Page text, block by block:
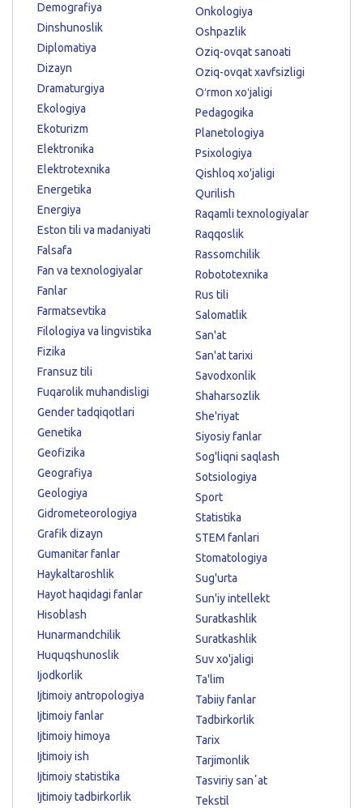
Demografiya
Dinshunoslik
Diplomatiya
Dizayn
Dramaturgiya
Ekologiya
Ekoturizm
Elektronika
Elektrotexnika
Energetika
Energiya
Eston tili va madaniyati
Falsafa
Fan va texnologiyalar
Fanlar
Farmatsevtika
Filologiya va lingvistika
Fizika
Fransuz tili
Fuqarolik muhandisligi
Gender tadqiqotlari
Genetika
Geofizika
Geografiya
Geologiya
Gidrometeorologiya
Grafik dizayn
Gumanitar fanlar
Haykaltaroshlik
Hayot haqidagi fanlar
Hisoblash
Hunarmandchilik
Huquqshunoslik
Ijodkorlik
Ijtimoiy antropologiya
Ijtimoiy fanlar
Ijtimoiy himoya
Ijtimoiy ish
Ijtimoiy statistika
Ijtimoiy tadbirkorlik
Onkologiya
Oshpazlik
Oziq-ovqat sanoati
Oziq-ovqat xavfsizligi
Oʻrmon xoʻjaligi
Pedagogika
Planetologiya
Psixologiya
Qishloq xo'jaligi
Qurilish
Raqamli texnologiyalar
Raqqoslik
Rassomchilik
Robototexnika
Rus tili
Salomatlik
San'at
San'at tarixi
Savodxonlik
Shaharsozlik
She'riyat
Siyosiy fanlar
Sog'liqni saqlash
Sotsiologiya
Sport
Statistika
STEM fanlari
Stomatologiya
Sug'urta
Sun'iy intellekt
Suratkashlik
Suratkashlik
Suv xo'jaligi
Ta'lim
Tabiiy fanlar
Tadbirkorlik
Tarix
Tarjimonlik
Tasviriy sanʼat
Tekstil